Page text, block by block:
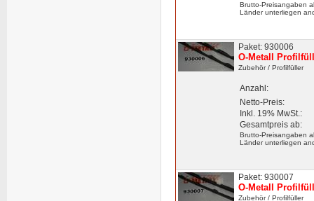
Brutto-Preisangaben
Länder unterliegen
Paket: 930006
O-Metall
Zubehör / Profilfüller
Anzahl:
Netto-Preis:
Inkl. 19% MwSt.:
Gesamtpreis ab:
Brutto-Preisangaben
Länder unterliegen
Paket: 930007
O-Metall
Zubehör / Profilfüller